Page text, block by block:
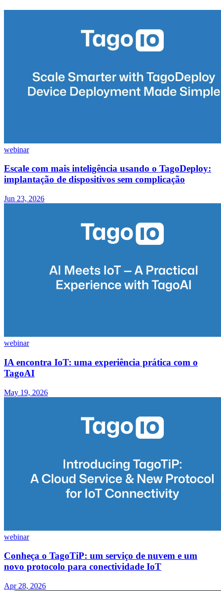
webinar
Escale com mais inteligência usando o TagoDeploy:
implantação de dispositivos sem complicação
Jun 23, 2026
webinar
IA encontra IoT: uma experiência prática com o
TagoAI
May 19, 2026
webinar
Conheça o TagoTiP: um serviço de nuvem e um
novo protocolo para conectividade IoT
Apr 28, 2026